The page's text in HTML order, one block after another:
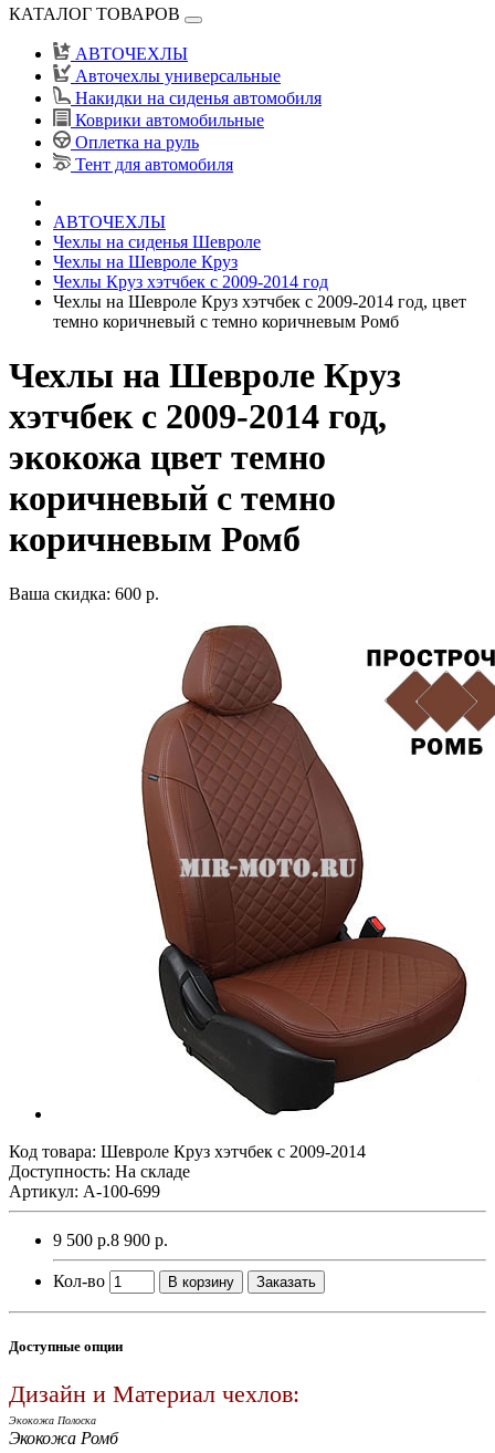
КАТАЛОГ ТОВАРОВ
АВТОЧЕХЛЫ
Авточехлы универсальные
Накидки на сиденья автомобиля
Коврики автомобильные
Оплетка на руль
Тент для автомобиля
АВТОЧЕХЛЫ
Чехлы на сиденья Шевроле
Чехлы на Шевроле Круз
Чехлы Круз хэтчбек с 2009-2014 год
Чехлы на Шевроле Круз хэтчбек с 2009-2014 год, цвет
темно коричневый с темно коричневым Ромб
Чехлы на Шевроле Круз
хэтчбек с 2009-2014 год,
экокожа цвет темно
коричневый с темно
коричневым Ромб
Ваша скидка: 600 р.
Код товара: Шевроле Круз хэтчбек с 2009-2014
Доступность: На складе
Артикул: A-100-699
9 500 р.8 900 р.
Кол-во В корзину Заказать
Доступные опции
Дизайн и Материал чехлов:
Экокожа Полоска
Экокожа Ромб